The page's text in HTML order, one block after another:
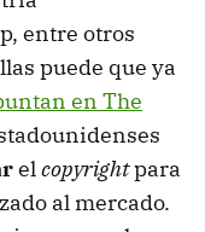
entre otros
puede que ya
en The
elcopyrightpara
al mercado.